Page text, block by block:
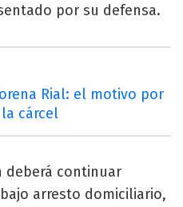
por su defensa.
Rial: el motivo por
cárcel
deberá continuar
arresto domiciliario,